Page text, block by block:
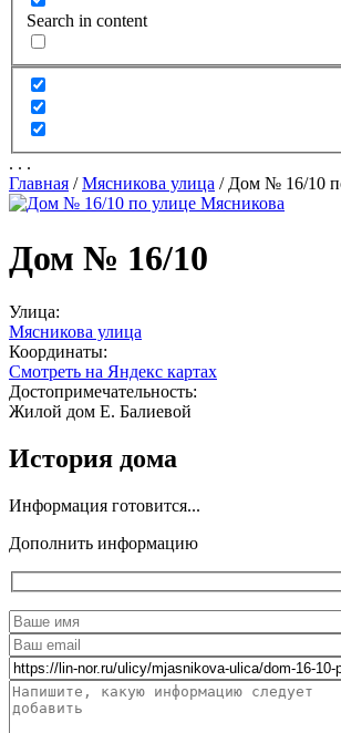
Search in content
. . .
Главная /Мясникова улица / Дом № 16/10
Дом № 16/10
Улица:
Мясникова улица
Координаты:
Смотреть на Яндекс картах
Достопримечательность:
Жилой дом Е. Балиевой
История дома
Информация готовится...
Дополнить информацию